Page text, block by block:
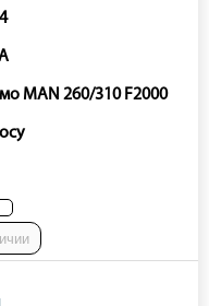
MAN 260/310 F2000